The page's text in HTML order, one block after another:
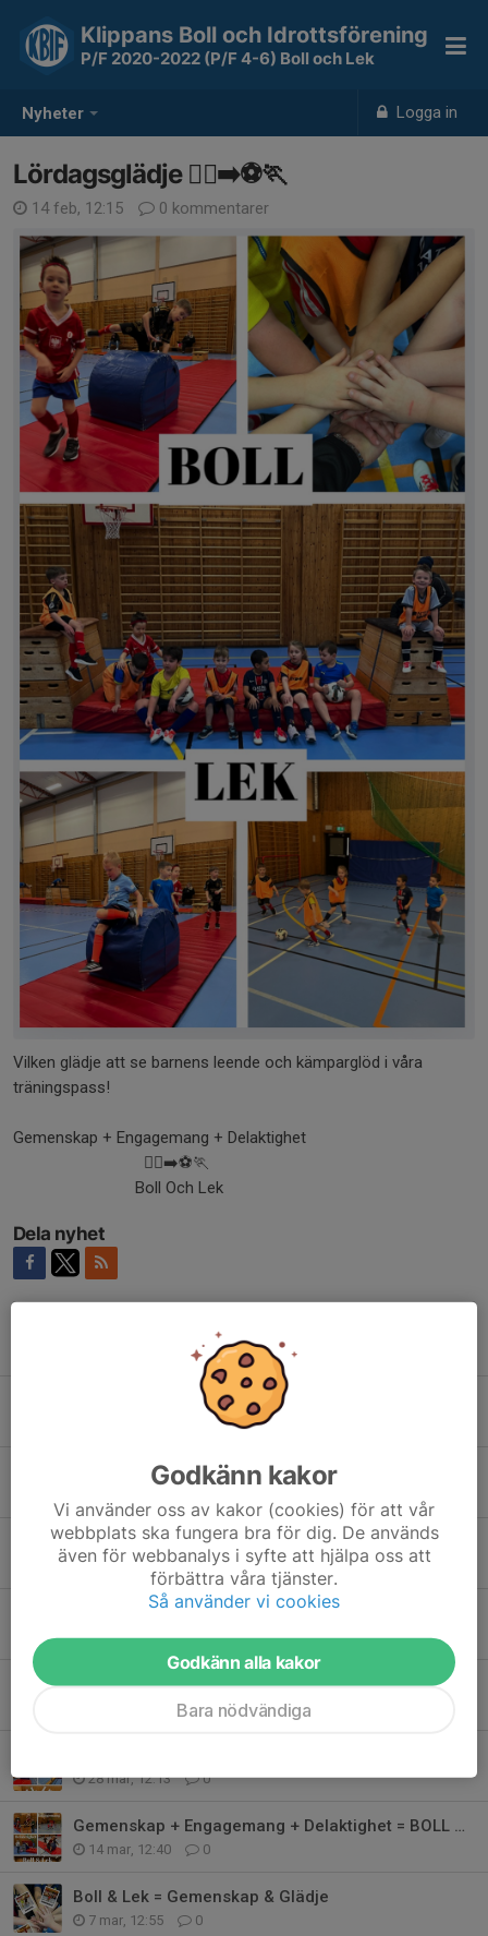
Nyheter Logga in
Klippans Boll och Idrottsförening
P/F 2020-2022 (P/F 4-6) Boll och Lek
Lördagsglädje 🏃‍♀️‍➡️⚽️🏃
14 feb, 12:15 0 kommentarer
Vilken glädje att se barnens leende och kämparglöd i våra
träningspass!
Gemenskap + Engagemang + Delaktighet
🏃‍♀️‍➡️⚽️🏃
Boll Och Lek
Dela nyhet
I helgen är det dax för sammandrag
Lördagsträning för Boll och Lek
Lördagsträning för ”Boll och lek”
18 apr, 11:45 0
Utesäsongen har börjat
15 apr, 20:14 0
Inomhusavslutning för Boll & Lek
0
28 mar, 12:13 0
Gemenskap + Engagemang + Delaktighet = BOLL & LEK
14 mar, 12:40 0
Boll & Lek = Gemenskap & Glädje
7 mar, 12:55 0
Godkänn kakor
Vi använder oss av kakor (cookies) för att vår
webbplats ska fungera bra för dig. De används
även för webbanalys i syfte att hjälpa oss att
förbättra våra tjänster.
Så använder vi cookies
Godkänn alla kakor
Bara nödvändiga